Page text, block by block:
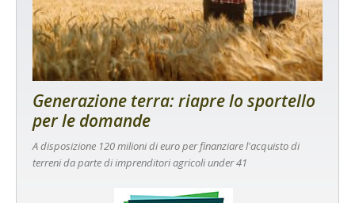
Generazione terra: riapre lo sportello
per le domande
A disposizione 120 milioni di euro per finanziare l'acquisto di
terreni da parte di imprenditori agricoli under 41